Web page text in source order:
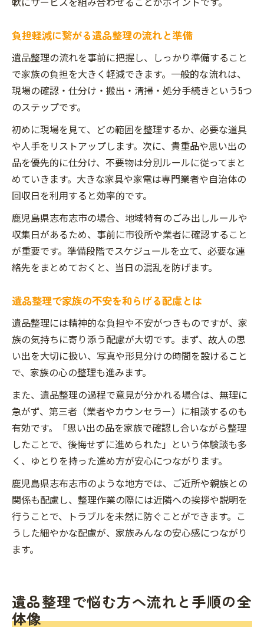
負担軽減に繋がる遺品整理の流れと準備
遺品整理の流れを事前に把握し、しっかり準備すること
で家族の負担を大きく軽減できます。一般的な流れは、
現場の確認・仕分け・搬出・清掃・処分手続きという5つ
のステップです。
初めに現場を見て、どの範囲を整理するか、必要な道具
や人手をリストアップします。次に、貴重品や思い出の
品を優先的に仕分け、不要物は分別ルールに従ってまと
めていきます。大きな家具や家電は専門業者や自治体の
回収日を利用すると効率的です。
鹿児島県志布志市の場合、地域特有のごみ出しルールや
収集日があるため、事前に市役所や業者に確認すること
が重要です。準備段階でスケジュールを立て、必要な連
絡先をまとめておくと、当日の混乱を防げます。
遺品整理で家族の不安を和らげる配慮とは
遺品整理には精神的な負担や不安がつきものですが、家
族の気持ちに寄り添う配慮が大切です。まず、故人の思
い出を大切に扱い、写真や形見分けの時間を設けること
で、家族の心の整理も進みます。
また、遺品整理の過程で意見が分かれる場合は、無理に
急がず、第三者（業者やカウンセラー）に相談するのも
有効です。「思い出の品を家族で確認し合いながら整理
したことで、後悔せずに進められた」という体験談も多
く、ゆとりを持った進め方が安心につながります。
鹿児島県志布志市のような地方では、ご近所や親族との
関係も配慮し、整理作業の際には近隣への挨拶や説明を
行うことで、トラブルを未然に防ぐことができます。こ
うした細やかな配慮が、家族みんなの安心感につながり
ます。
遺品整理で悩む方へ流れと手順の全
体像